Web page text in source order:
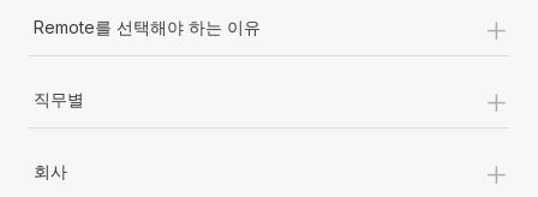
Remote를 선택해야 하는 이유 +
직무별 +
회사 +